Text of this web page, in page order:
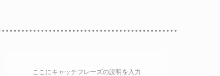
ここにキャッチフレーズの説明を入力